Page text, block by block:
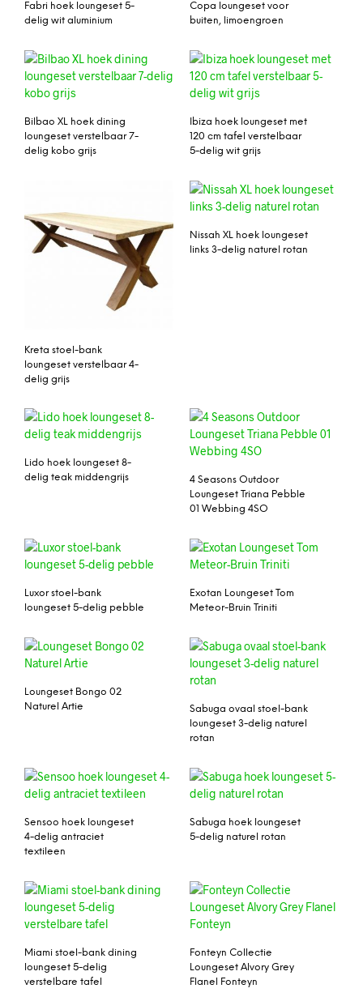
Fabri hoek loungeset 5-
delig wit aluminium
Copa loungeset voor
buiten, limoengroen
Bilbao XL hoek dining
loungeset verstelbaar 7-
delig kobo grijs
Ibiza hoek loungeset met
120 cm tafel verstelbaar
5-delig wit grijs
Kreta stoel-bank
loungeset verstelbaar 4-
delig grijs
Nissah XL hoek loungeset
links 3-delig naturel rotan
Lido hoek loungeset 8-
delig teak middengrijs
4 Seasons Outdoor
Loungeset Triana Pebble
01 Webbing 4SO
Luxor stoel-bank
loungeset 5-delig pebble
Exotan Loungeset Tom
Meteor-Bruin Triniti
Loungeset Bongo 02
Naturel Artie
Sabuga ovaal stoel-bank
loungeset 3-delig naturel
rotan
Sensoo hoek loungeset
4-delig antraciet
textileen
Sabuga hoek loungeset
5-delig naturel rotan
Miami stoel-bank dining
loungeset 5-delig
verstelbare tafel
Fonteyn Collectie
Loungeset Alvory Grey
Flanel Fonteyn